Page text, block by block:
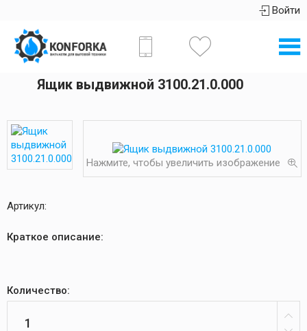
Войти
Ящик выдвижной 3100.21.0.000
Нажмите, чтобы увеличить изображение
Артикул:
Краткое описание:
Количество: